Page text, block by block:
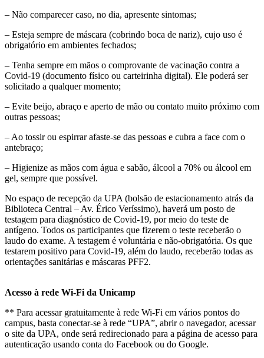
– Não comparecer caso, no dia, apresente sintomas;
– Esteja sempre de máscara (cobrindo boca de nariz), cujo uso é
obrigatório em ambientes fechados;
– Tenha sempre em mãos o comprovante de vacinação contra a
Covid-19 (documento físico ou carteirinha digital). Ele poderá ser
solicitado a qualquer momento;
– Evite beijo, abraço e aperto de mão ou contato muito próximo com
outras pessoas;
– Ao tossir ou espirrar afaste-se das pessoas e cubra a face com o
antebraço;
– Higienize as mãos com água e sabão, álcool a 70% ou álcool em
gel, sempre que possível.
No espaço de recepção da UPA (bolsão de estacionamento atrás da
Biblioteca Central – Av. Érico Veríssimo), haverá um posto de
testagem para diagnóstico de Covid-19, por meio do teste de
antígeno. Todos os participantes que fizerem o teste receberão o
laudo do exame. A testagem é voluntária e não-obrigatória. Os que
testarem positivo para Covid-19, além do laudo, receberão todas as
orientações sanitárias e máscaras PFF2.
Acesso à rede Wi-Fi da Unicamp
** Para acessar gratuitamente à rede Wi-Fi em vários pontos do
campus, basta conectar-se à rede “UPA”, abrir o navegador, acessar
o site da UPA, onde será redirecionado para a página de acesso para
autenticação usando conta do Facebook ou do Google.